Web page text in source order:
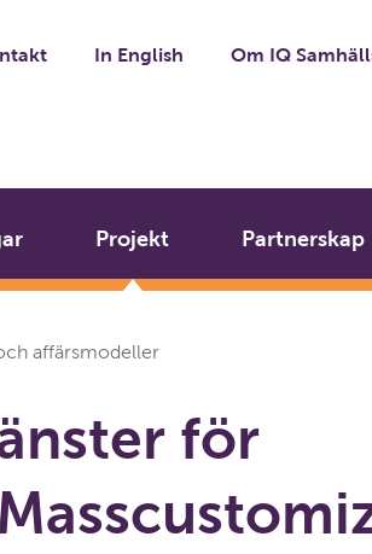
In English Om IQ
Projekt Partnerskap
affärsmodeller
för